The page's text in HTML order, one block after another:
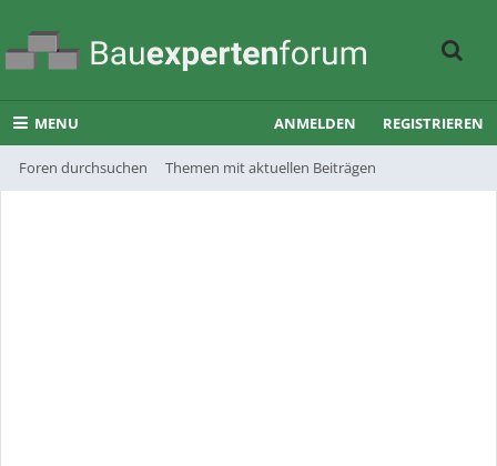
MENU
Foren durchsuchen Themen mit aktuellen Beiträgen
ANMELDEN REGISTRIEREN